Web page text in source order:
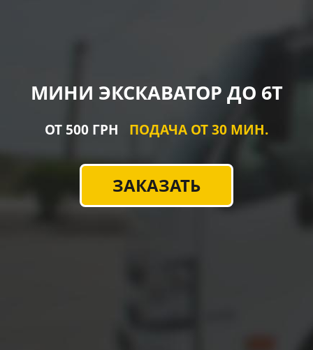
МИНИ ЭКСКАВАТОР ДО 6Т
ОТ 500 ГРН ПОДАЧА ОТ 30 МИН.
ЗАКАЗАТЬ